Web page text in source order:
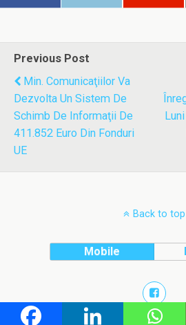
Previous Post
Min. Comunicaţiilor Va
Dezvolta Un Sistem De
Schimb De Informaţii De
411.852 Euro Din Fonduri
UE
Back to top
Mobile